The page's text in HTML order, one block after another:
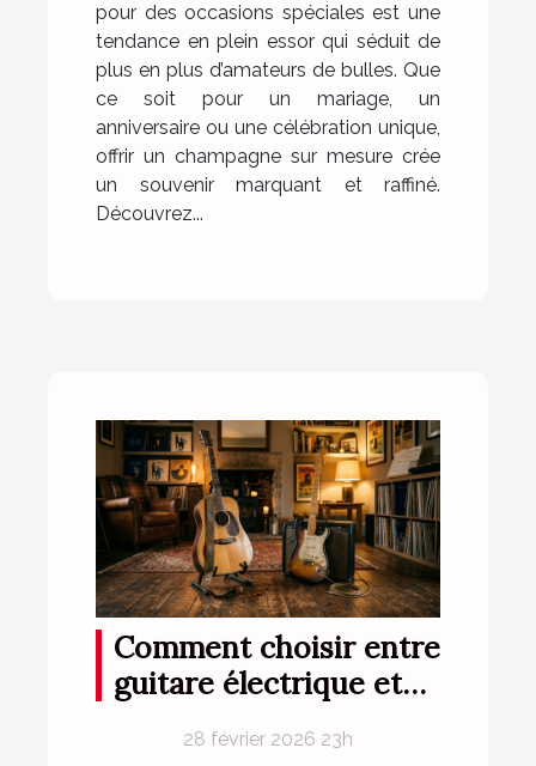
pour des occasions spéciales est une
tendance en plein essor qui séduit de
plus en plus d’amateurs de bulles. Que
ce soit pour un mariage, un
anniversaire ou une célébration unique,
offrir un champagne sur mesure crée
un souvenir marquant et raffiné.
Découvrez...
Comment choisir entre
guitare électrique et
28 février 2026 23h